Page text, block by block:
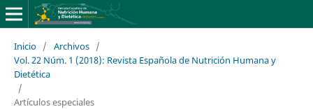
Inicio / Archivos /
Vol. 22 Núm. 1 (2018): Revista Española de Nutrición Humana y
Dietética
/
Artículos especiales